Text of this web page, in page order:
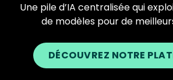
Une pile d’IA centralisée qui
de modèles pour de
DÉCOUVREZ NOTRE